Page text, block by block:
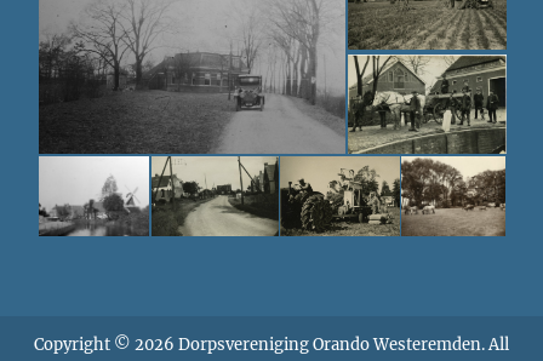
Copyright © 2026 Dorpsvereniging Orando Westeremden. All